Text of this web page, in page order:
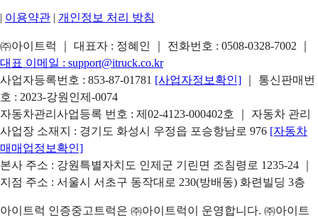
| 이용약관 | 개인정보 처리 방침
㈜아이트럭 ｜ 대표자 : 정혜인 ｜ 전화번호 : 0508-0328-7002
대표 이메일 : support@itruck.co.kr
사업자등록번호 : 853-87-01781 [사업자정보확인]
｜ 통신판매번
호 : 2023-강원인제-0074
자동차관리사업등록 번호 : 제02-4123-000402호 ｜ 자동차 관리
사업장 소재지 : 경기도 화성시 우정읍 포승항남로 976 [자동차
매매업정보확인]
본사 주소 : 강원특별자치도 인제군 기린면 조침령로 1235-24 ｜
지점 주소 : 서울시 서초구 동작대로 230(방배동) 화련빌딩 3층
아이트럭 인증중고트럭은 ㈜아이트럭이 운영합니다. ㈜아이트